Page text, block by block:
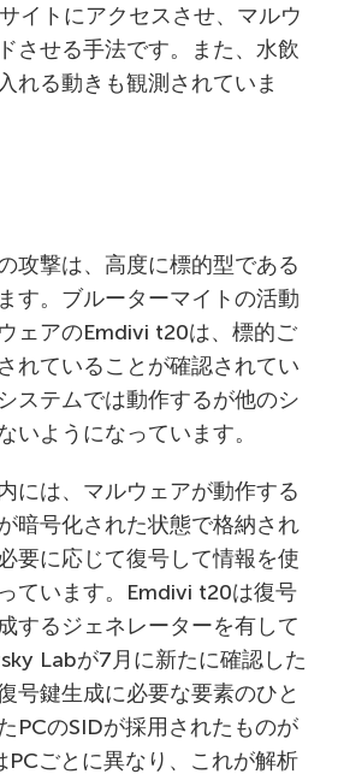
イトにアクセスさせ、マルウ
させる手法です。また、水飲
れる動きも観測されていま
攻撃は、高度に標的型である
す。ブルーターマイトの活動
ェアのEmdivi t20は、標的ご
れていることが確認されてい
ステムでは動作するが他のシ
いようになっています。
には、マルウェアが動作する
暗号化された状態で格納され
要に応じて復号して情報を使
ています。Emdivi t20は復号
するジェネレーターを有して
Labが7月に新たに確認した
号鍵生成に必要な要素のひと
PCのSIDが採用されたものが
PCごとに異なり、これが解析